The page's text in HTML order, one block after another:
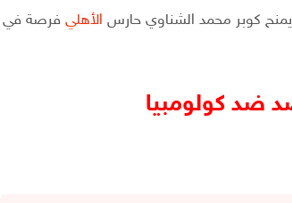
كوبر محمد الشناوي حارس الأهلي فرصة في
ضد كولومبيا